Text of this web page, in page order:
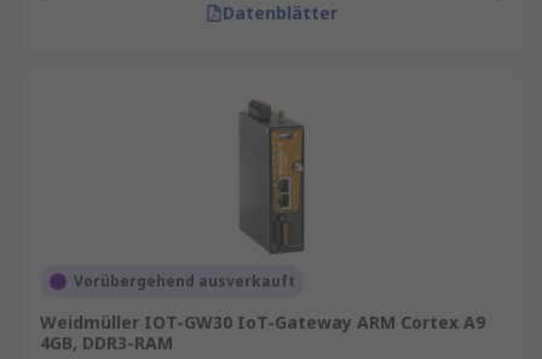
Datenblätter
Vorübergehend ausverkauft
Weidmüller IOT-GW30 IoT-Gateway ARM Cortex A9
4GB, DDR3-RAM